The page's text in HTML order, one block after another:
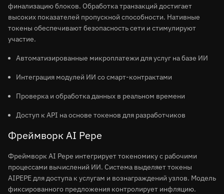
финализацию блоков. Обработка транзакций достигает
высоких показателей пропускной способности. Нативные
токены обеспечивают безопасность сети и стимулируют
участие.
Автоматизированные микроплатежи для услуг на базе ИИ
Интеграция модулей ИИ со смарт-контрактами
Проверка и обработка данных в реальном времени
Доступ к API на основе токенов для разработчиков
Фреймворк AI Pepe
Фреймворк AI Pepe интегрирует токеномику с рабочими
процессами вычислений ИИ. Система выделяет токены
AIPEPE для доступа к услугам и вознаграждений узлов. Модель
фиксированного предложения контролирует инфляцию.